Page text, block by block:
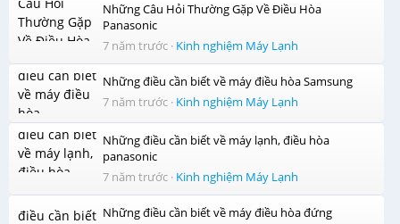
Những Câu Hỏi Thường Gặp Về Điều Hòa
Panasonic
7 năm trước · Kinh nghiệm Máy Lạnh
Những điều cần biết về máy điều hòa Samsung
7 năm trước · Kinh nghiệm Máy Lạnh
Những điều cần biết về máy lạnh, điều hòa
panasonic
7 năm trước · Kinh nghiệm Máy Lạnh
Những điều cần biết về máy điều hòa đứng
Vệ sinh máy dễ dàng với bộ lọc chống nấm mốc
Với thiết kế của bộ lọc chống nấm mốc, bạn dễ dàng tháo
lắp để vệ sinh máy. Ngoài ra bộ lọc hỗ trợ lọc đi bụi bẩn
giúp không gian trong lành trong phòng nhà bạn.
Tiết kiệm điện năng với chức năng tự khởi động lại khi có
điện
Bạn sẽ không còn lo lắng khi mất điện đột ngột với chức
năng tự khởi động lại khi có điện máy sẽ tự lưu nhớ các cài
đặt hiện hành (nhiệt độ, hướng gió, ...). Ngoài tiết kiệm